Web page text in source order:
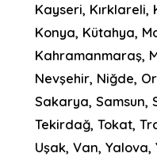
Kayseri, Kırklareli,
Konya, Kütahya,
Kahramanmaraş,
Nevşehir, Niğde,
Sakarya, Samsun,
Tekirdağ, Tokat,
Uşak, Van,